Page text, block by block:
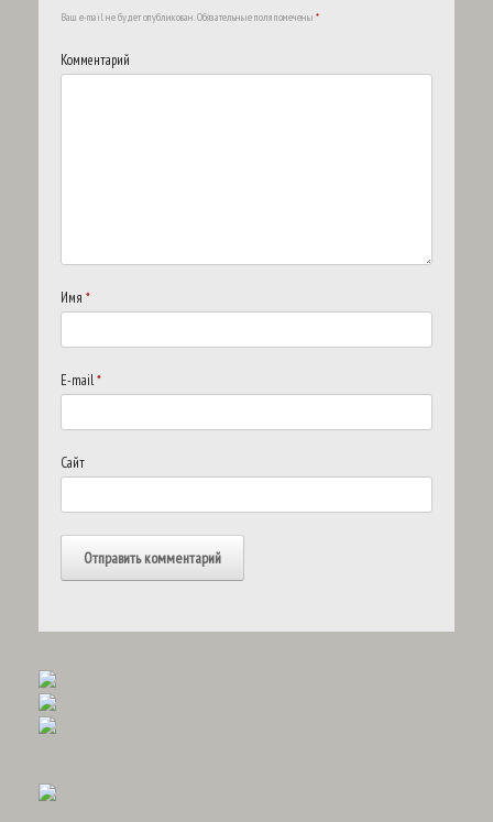
Ваш e-mail не будет опубликован.Обязательные поля помечены *
Комментарий
Имя *
E-mail*
Сайт